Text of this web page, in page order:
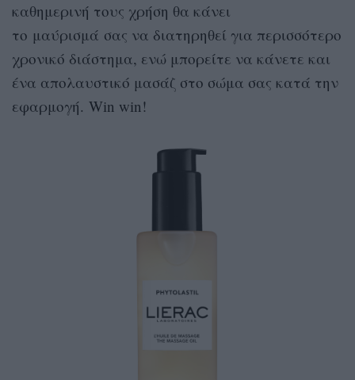
καθημερινή τους χρήση θα κάνει
το μαύρισμά σας να διατηρηθεί για περισσότερο
χρονικό διάστημα, ενώ μπορείτε να κάνετε και
ένα απολαυστικό μασάζ στο σώμα σας κατά την
εφαρμογή. Win win!